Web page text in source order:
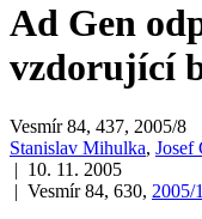
Ad Gen
vzdorující
Vesmír 84, 437, 2005/8
Stanislav Mihulka, Josef
| 10. 11. 2005
| Vesmír 84, 630, 2005/